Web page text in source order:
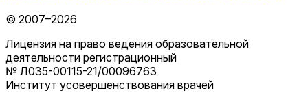
© 2007–2026
Лицензия на право ведения образовательной
деятельности регистрационный
№ Л035-00115-21/00096763
Институт усовершенствования врачей